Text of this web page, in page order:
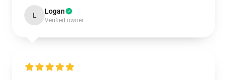
L Logan
Verified owner